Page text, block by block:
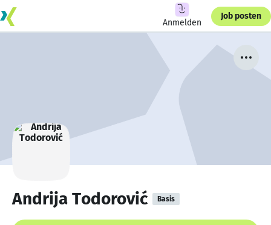
Anmelden
Job posten
Andrija Todorović Basis